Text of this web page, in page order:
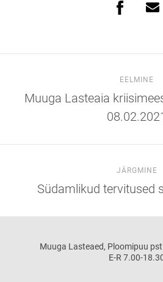
EELMINE
Muuga Lasteaia
JÄRGMINE
Südamlikud tervitused
Muuga Lasteaed, Ploomipuu
E-R 7.00-